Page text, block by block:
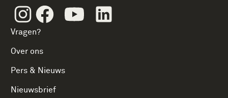
InstagramFacebookYoutube
Vragen?
Over ons
Pers & Nieuws
Nieuwsbrief